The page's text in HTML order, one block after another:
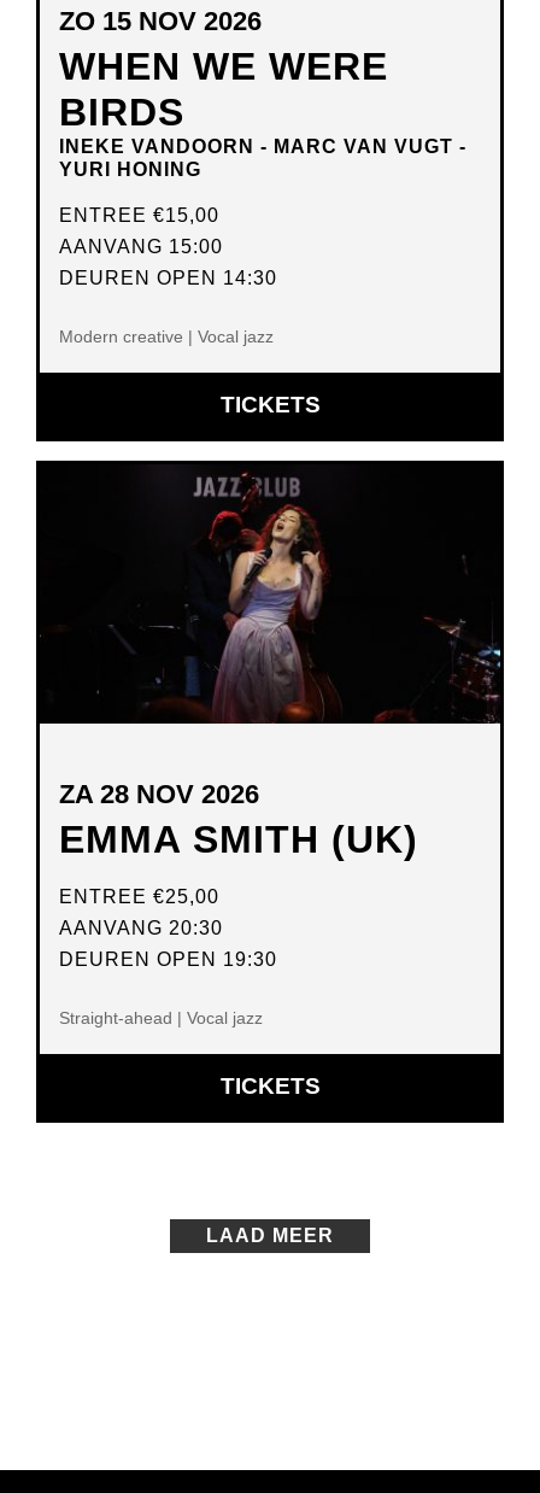
WHEN WE WERE
BIRDS
INEKE VANDOORN - MARC VAN VUGT -
YURI HONING
ZO 15 NOV 2026
ENTREE €15,00
AANVANG 15:00
DEUREN OPEN 14:30
Modern creative | Vocal jazz
TICKETSOPENT
IN
EMMA SMITH (UK)
ZA 28 NOV 2026
ENTREE €25,00
AANVANG 20:30
DEUREN OPEN 19:30
Straight-ahead | Vocal jazz
TICKETSOPENT
IN
LAAD MEER